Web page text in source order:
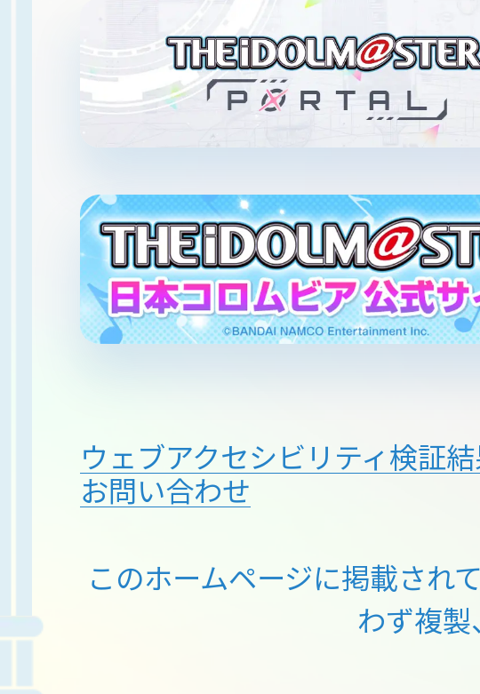
ウェブアクセシビリティ検証
お問い合わせ
このホームページに掲載され
わず複製